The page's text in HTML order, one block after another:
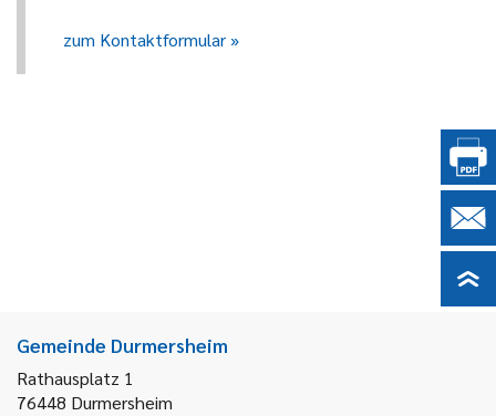
zum Kontaktformular
Gemeinde Durmersheim
Rathausplatz 1
76448 Durmersheim